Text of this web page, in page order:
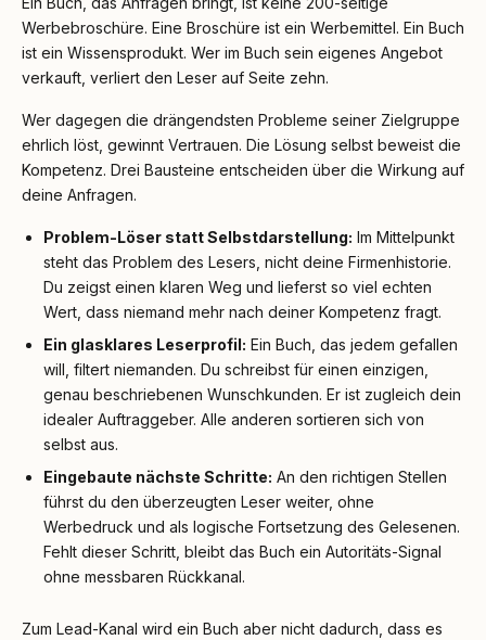
Werbebroschüre. Eine Broschüre ist ein Werbemittel. Ein Buch
ist ein Wissensprodukt. Wer im Buch sein eigenes Angebot
verkauft, verliert den Leser auf Seite zehn.
Wer dagegen die drängendsten Probleme seiner Zielgruppe
ehrlich löst, gewinnt Vertrauen. Die Lösung selbst beweist die
Kompetenz. Drei Bausteine entscheiden über die Wirkung auf
deine Anfragen.
Problem-Löser statt Selbstdarstellung: Im Mittelpunkt
steht das Problem des Lesers, nicht deine Firmenhistorie.
Du zeigst einen klaren Weg und lieferst so viel echten
Wert, dass niemand mehr nach deiner Kompetenz fragt.
Ein glasklares Leserprofil: Ein Buch, das jedem gefallen
will, filtert niemanden. Du schreibst für einen einzigen,
genau beschriebenen Wunschkunden. Er ist zugleich dein
idealer Auftraggeber. Alle anderen sortieren sich von
selbst aus.
Eingebaute nächste Schritte: An den richtigen Stellen
führst du den überzeugten Leser weiter, ohne
Werbedruck und als logische Fortsetzung des Gelesenen.
Fehlt dieser Schritt, bleibt das Buch ein Autoritäts-Signal
ohne messbaren Rückkanal.
Zum Lead-Kanal wird ein Buch aber nicht dadurch, dass es